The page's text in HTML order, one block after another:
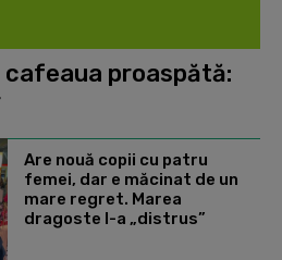
cafeaua proaspătă:
Are nouă copii cu patru
femei, dar e măcinat de un
mare regret. Marea
dragoste l-a „distrus”